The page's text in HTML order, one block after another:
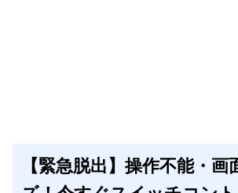
【緊急脱出】操作不能・画